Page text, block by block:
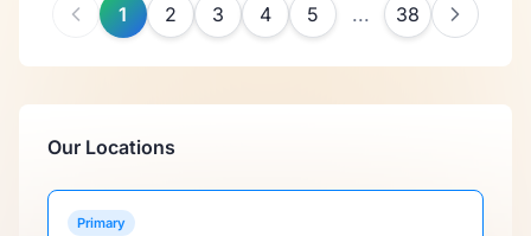
1 2 3 4 5 ... 38
Our Locations
Primary